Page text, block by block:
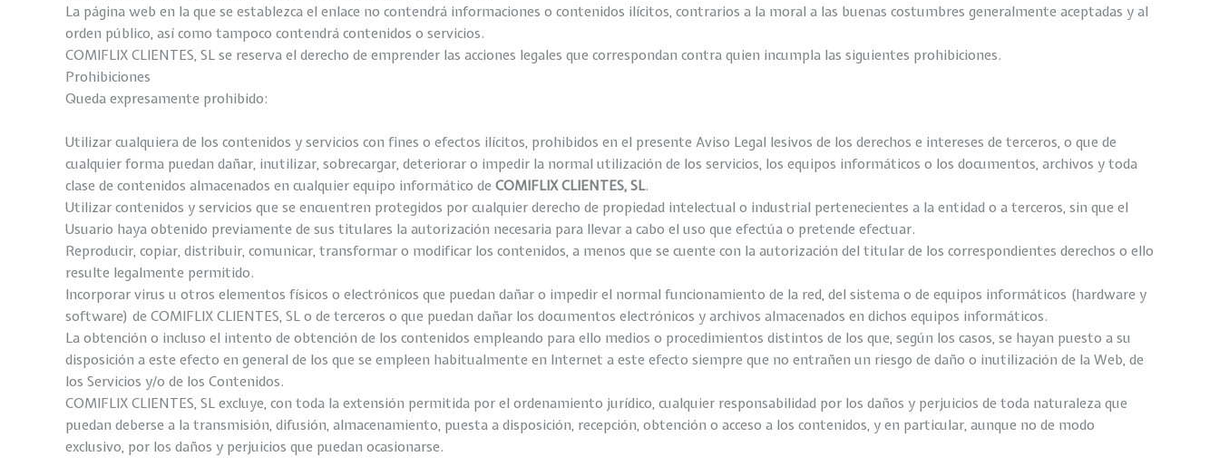
La página web en la que se establezca el enlace no contendrá informaciones o contenidos ilícitos, contrarios a la moral a las buenas costumbres generalmente aceptadas y al
orden público, así como tampoco contendrá contenidos o servicios.
COMIFLIX CLIENTES, SL se reserva el derecho de emprender las acciones legales que correspondan contra quien incumpla las siguientes prohibiciones.
Prohibiciones
Queda expresamente prohibido:
Utilizar cualquiera de los contenidos y servicios con fines o efectos ilícitos, prohibidos en el presente Aviso Legal lesivos de los derechos e intereses de terceros, o que de
cualquier forma puedan dañar, inutilizar, sobrecargar, deteriorar o impedir la normal utilización de los servicios, los equipos informáticos o los documentos, archivos y toda
clase de contenidos almacenados en cualquier equipo informático de COMIFLIXCLIENTES, SL.
Utilizar contenidos y servicios que se encuentren protegidos por cualquier derecho de propiedad intelectual o industrial pertenecientes a la entidad o a terceros, sin que el
Usuario haya obtenido previamente de sus titulares la autorización necesaria para llevar a cabo el uso que efectúa o pretende efectuar.
Reproducir, copiar, distribuir, comunicar, transformar o modificar los contenidos, a menos que se cuente con la autorización del titular de los correspondientes derechos o ello
resulte legalmente permitido.
Incorporar virus u otros elementos físicos o electrónicos que puedan dañar o impedir el normal funcionamiento de la red, del sistema o de equipos informáticos (hardware y
software) de COMIFLIX CLIENTES, SL o de terceros o que puedan dañar los documentos electrónicos y archivos almacenados en dichos equipos informáticos.
La obtención o incluso el intento de obtención de los contenidos empleando para ello medios o procedimientos distintos de los que, según los casos, se hayan puesto a su
disposición a este efecto en general de los que se empleen habitualmente en Internet a este efecto siempre que no entrañen un riesgo de daño o inutilización de la Web, de
los Servicios y/o de los Contenidos.
COMIFLIX CLIENTES, SL excluye, con toda la extensión permitida por el ordenamiento jurídico, cualquier responsabilidad por los daños y perjuicios de toda naturaleza que
puedan deberse a la transmisión, difusión, almacenamiento, puesta a disposición, recepción, obtención o acceso a los contenidos, y en particular, aunque no de modo
exclusivo, por los daños y perjuicios que puedan ocasionarse.